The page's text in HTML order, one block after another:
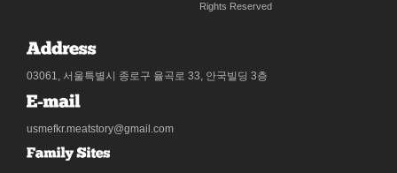
Rights Reserved
03061, 서울특별시 종로구 율곡로 33, 안국빌딩 3층
usmefkr.meatstory@gmail.com